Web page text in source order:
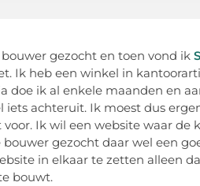
gezocht en toen vond ik
Ik heb een winkel in
doe ik al enkele maanden en
achteruit. Ik moest dus
Ik wil een website waar de
gezocht daar wel een
in elkaar te zetten alleen
bouwt.